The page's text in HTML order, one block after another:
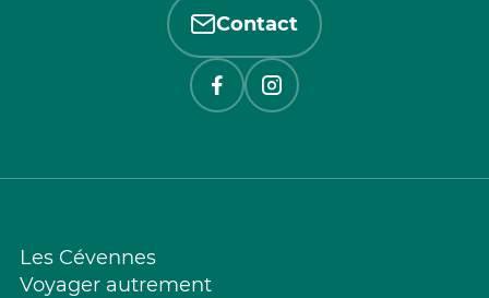
Contact
Les Cévennes
Voyager autrement